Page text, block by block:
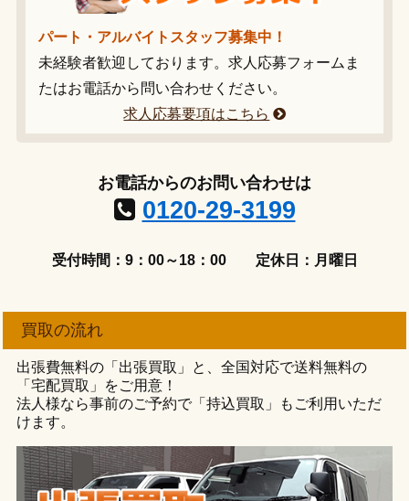
パート・アルバイトスタッフ募集中！
未経験者歓迎しております。求人応募フォームま
たはお電話から問い合わせください。
求人応募要項はこちら
お電話からのお問い合わせは
0120-29-3199
受付時間：9：00～18：00 定休日：月曜日
買取の流れ
出張費無料の「出張買取」と、全国対応で送料無料の
「宅配買取」をご用意！
法人様なら事前のご予約で「持込買取」もご利用いただ
けます。